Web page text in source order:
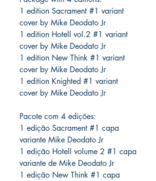
1 edition Sacrament #1 variant
cover by Mike Deodato Jr
1 edition Hotell vol.2 #1 variant
cover by Mike Deodato Jr
1 edition New Think #1 variant
cover by Mike Deodato Jr
1 edition Knighted #1 variant
cover by Mike Deodato Jr
Pacote com 4 edições:
1 edição Sacrament #1 capa
variante Mike Deodato Jr
1 edição Hotell volume 2 #1 capa
variante de Mike Deodato Jr
1 edição New Think #1 capa